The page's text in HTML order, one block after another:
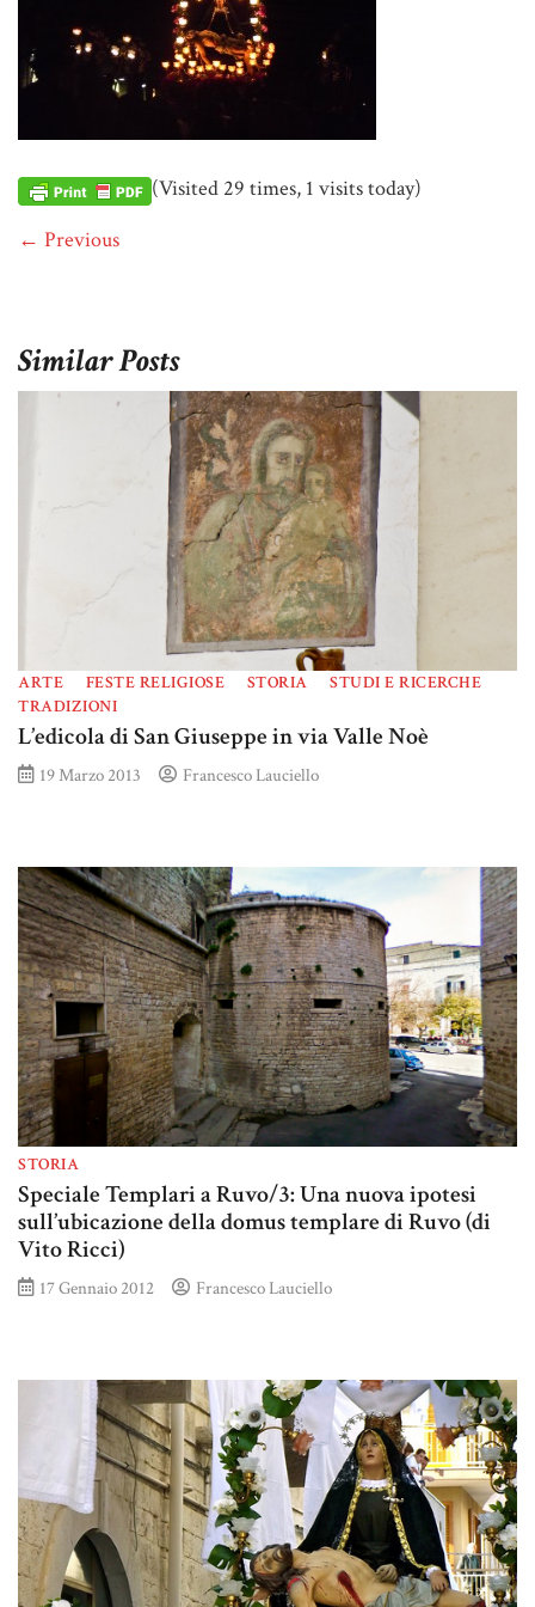
(Visited 29 times, 1 visits today)
← Previous
Similar Posts
ARTE FESTE RELIGIOSE STORIA
STUDI E RICERCHE
TRADIZIONI
L’edicola di San Giuseppe in via Valle Noè
19 Marzo 2013 Francesco Lauciello
STORIA
Speciale Templari a Ruvo/3: Una nuova ipotesi
sull’ubicazione della domus templare di Ruvo (di
Vito Ricci)
17 Gennaio 2012 Francesco Lauciello